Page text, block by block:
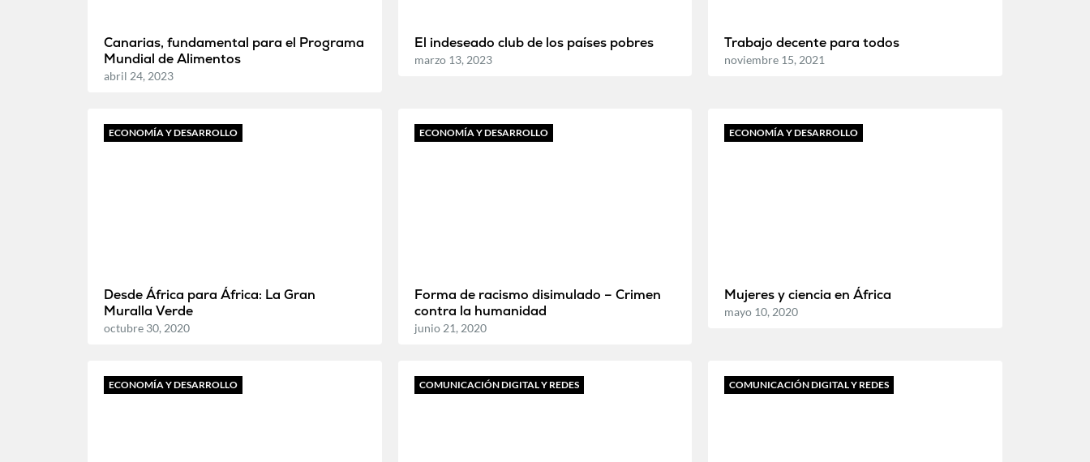
Canarias, fundamental para el Programa
Mundial de Alimentos
abril 24, 2023
El indeseado club de los países pobres
marzo 13, 2023
Trabajo decente para todos
noviembre 15, 2021
ECONOMÍA Y DESARROLLO
Desde África para África: La Gran
Muralla Verde
octubre 30, 2020
ECONOMÍA Y DESARROLLO
Forma de racismo disimulado – Crimen
contra la humanidad
junio 21, 2020
ECONOMÍA Y DESARROLLO
Mujeres y ciencia en África
mayo 10, 2020
ECONOMÍA Y DESARROLLO COMUNICACIÓN DIGITAL Y REDES COMUNICACIÓN DIGITAL Y REDES